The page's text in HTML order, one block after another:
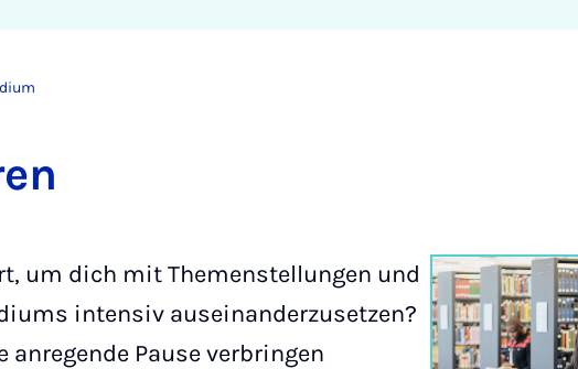
um dich mit Themenstellungen und
intensiv auseinanderzusetzen?
anregende Pause verbringen